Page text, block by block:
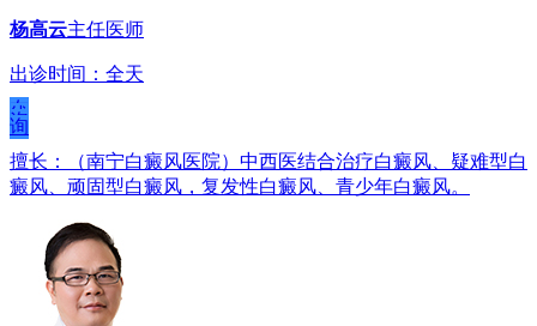
杨高云主任医师
出诊时间：全天
在
线
咨
询
擅长：（南宁白癜风医院）中西医结合治疗白癜风、疑难型白
癜风、顽固型白癜风，复发性白癜风、青少年白癜风。